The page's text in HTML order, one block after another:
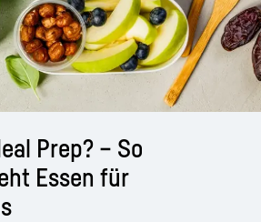
Prep? – So
Essen für